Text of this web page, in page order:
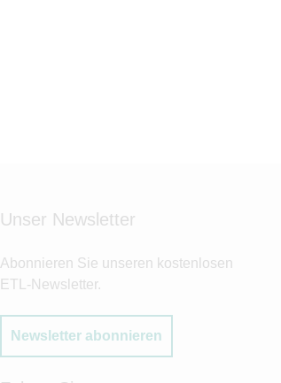
Unser Newsletter
Abonnieren Sie unseren kostenlosen
ETL-Newsletter.
Newsletter abonnieren